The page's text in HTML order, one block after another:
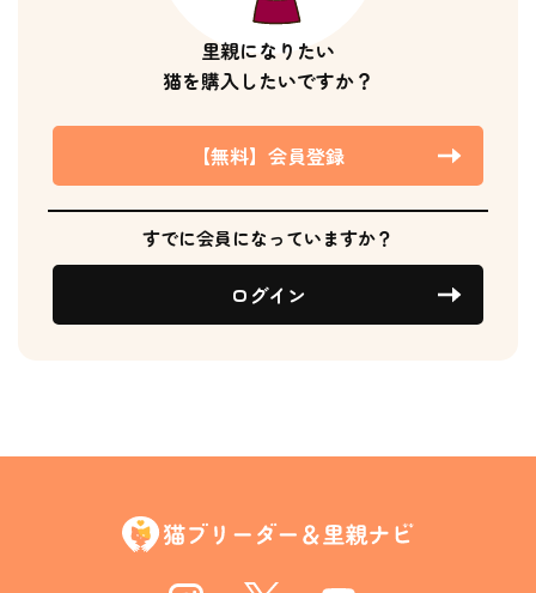
里親になりたい
猫を購入したいですか？
【無料】会員登録
すでに会員になっていますか？
ログイン